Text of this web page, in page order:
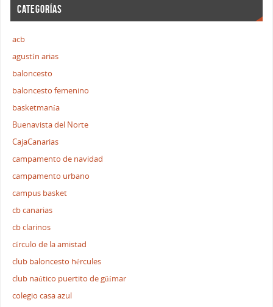
CATEGORÍAS
acb
agustín arias
baloncesto
baloncesto femenino
basketmanía
Buenavista del Norte
CajaCanarias
campamento de navidad
campamento urbano
campus basket
cb canarias
cb clarinos
círculo de la amistad
club baloncesto hércules
club naútico puertito de güímar
colegio casa azul